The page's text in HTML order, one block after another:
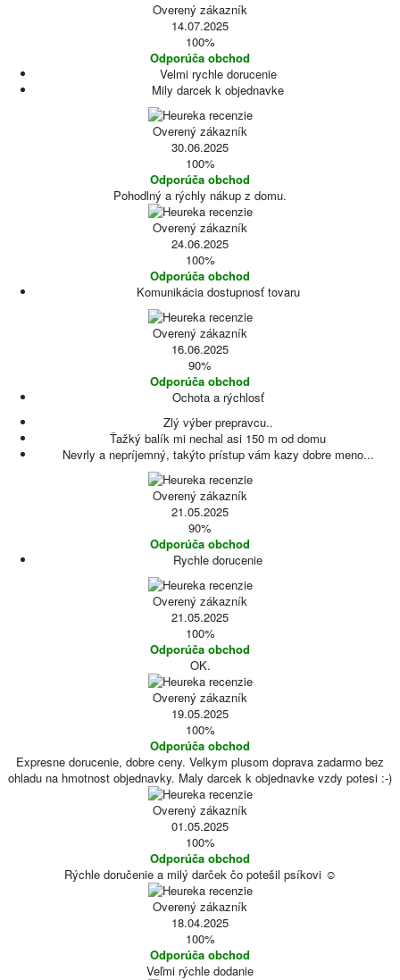
Overený zákazník
14.07.2025
100%
Odporúča obchod
Velmi rychle dorucenie
Mily darcek k objednavke
Overený zákazník
30.06.2025
100%
Odporúča obchod
Pohodlný a rýchly nákup z domu.
Overený zákazník
24.06.2025
100%
Odporúča obchod
Komunikácia dostupnosť tovaru
Overený zákazník
16.06.2025
90%
Odporúča obchod
Ochota a rýchlosť
Zlý výber prepravcu..
Ťažký balík mi nechal asi 150 m od domu
Nevrly a nepríjemný, takýto prístup vám kazy dobre meno...
Overený zákazník
21.05.2025
90%
Odporúča obchod
Rychle dorucenie
Overený zákazník
21.05.2025
100%
Odporúča obchod
OK.
Overený zákazník
19.05.2025
100%
Odporúča obchod
Expresne dorucenie, dobre ceny. Velkym plusom doprava zadarmo bez
ohladu na hmotnost objednavky. Maly darcek k objednavke vzdy potesi :-)
Overený zákazník
01.05.2025
100%
Odporúča obchod
Rýchle doručenie a milý darček čo potešil psíkovi ☺️
Overený zákazník
18.04.2025
100%
Odporúča obchod
Veľmi rýchle dodanie